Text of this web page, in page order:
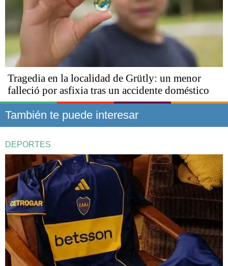
Tragedia en la localidad de Grütly: un menor
falleció por asfixia tras un accidente doméstico
También te puede interesar
DEPORTES